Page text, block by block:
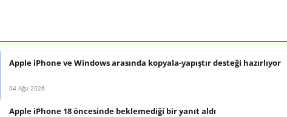
Apple iPhone ve Windows arasında kopyala-yapıştır desteği hazırlıyor
04 Ağu 2026
Apple iPhone 18 öncesinde beklemediği bir yanıt aldı